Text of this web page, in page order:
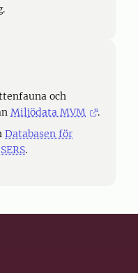
och
Miljödata MVM
.
Databasen för
.